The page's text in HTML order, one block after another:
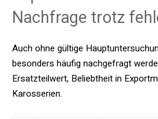
Nachfrage trotz
Auch ohne gültige
besonders häufig nachgefragt
Ersatzteilwert, Beliebtheit in
Karosserien.